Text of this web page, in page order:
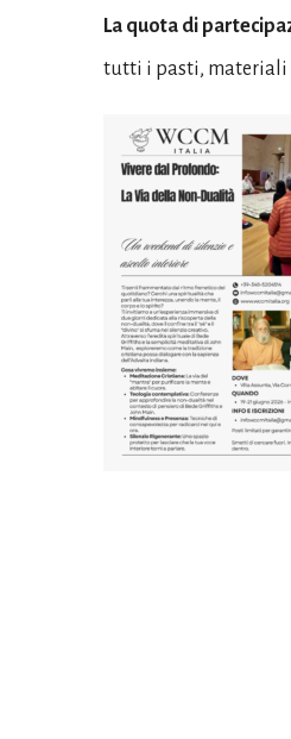
La quota di
tutti i pasti, materiali